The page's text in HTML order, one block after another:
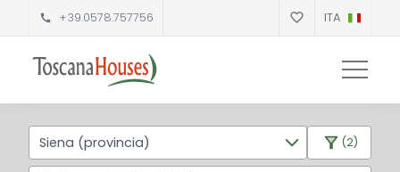
+39.0578.757756 ITA
Siena (provincia) (2)